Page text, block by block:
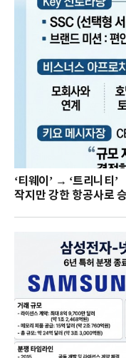
‘티웨이’ → ‘트리니티’
작지만 강한 항공사로